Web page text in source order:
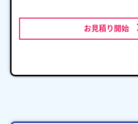
お見積り開始